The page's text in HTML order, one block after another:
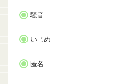
騒音
いじめ
匿名